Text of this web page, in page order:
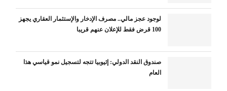
لوجود عجز مالي.. مصرف الإدخار والإستثمار العقاري يجهز
100 قرض فقط للإعلان عنهم قريبا
صندوق النقد الدولي: إثيوبيا تتجه لتسجيل نمو قياسي هذا
العام